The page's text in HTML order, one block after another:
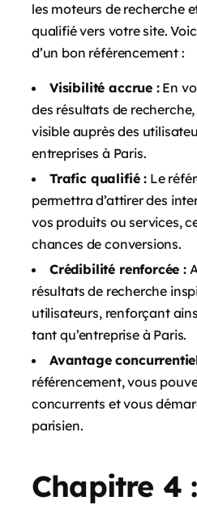
les moteurs de recherche
qualifié vers votre site.
d’un bon référencement :
Visibilité accrue :En
des résultats de
visible auprès des
entreprises à Paris.
Trafic qualifié : Le
permettra d’attirer des
vos produits ou services,
chances de conversions.
Crédibilité renforcée :
résultats de recherche
utilisateurs, renforçant
tant qu’entreprise à Paris.
Avantage
référencement, vous
concurrents et vous
parisien.
Chapitre 4